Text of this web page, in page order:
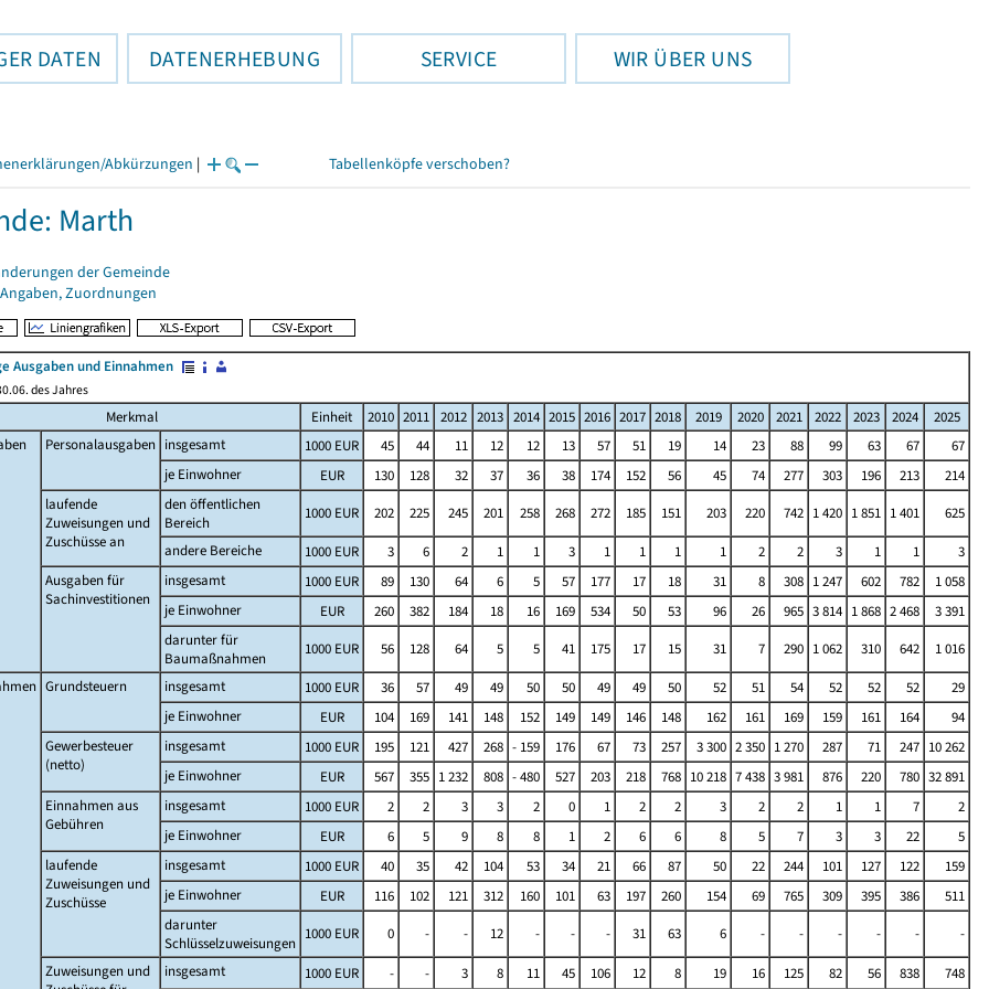
DATEN DATENERHEBUNG SERVICE WIR ÜBER UNS
Abkürzungen | Tabellenköpfe verschoben?
Marth
der Gemeinde
Zuordnungen
Ausgaben und Einnahmen
des Jahres
Merkmal Einheit 2010 2011 2012 2013 2014 2015 2016 2017 2018 2019 2020 2021 2022 2023 2024
2025
Personalausgaben insgesamt 1000 EUR 45 44 11 12 12 13 57 51 19 14 23 88 99 63 67
67
je Einwohner
EUR 130 128 32 37 36 38 174 152 56 45 74 277 303 196 213
214
laufende
Zuweisungen und
Zuschüsse an
den öffentlichen
Bereich
1000 EUR 202 225 245 201 258 268 272 185 151 203 220 742 1 420 1 851 1 401
625
andere Bereiche
1000 EUR 3 6 2 1 1 3 1 1 1 1 2 2 3 1 1
3
Ausgaben für
Sachinvestitionen
insgesamt 1000 EUR 89 130 64 6 5 57 177 17 18 31 8 308 1 247 602 782
1 058
je Einwohner
EUR 260 382 184 18 16 169 534 50 53 96 26 965 3 814 1 868 2 468
3 391
darunter für
Baumaßnahmen
1000 EUR 56 128 64 5 5 41 175 17 15 31 7 290 1 062 310 642
1 016
Grundsteuern insgesamt 1000 EUR 36 57 49 49 50 50 49 49 50 52 51 54 52 52 52
29
je Einwohner
EUR 104 169 141 148 152 149 149 146 148 162 161 169 159 161 164
94
Gewerbesteuer
(netto)
insgesamt 1000 EUR 195 121 427 268 - 159 176 67 73 257 3 300 2 350 1 270 287 71 247 10 262
je Einwohner
EUR 567 355 1 232 808 - 480 527 203 218 768 10 218 7 438 3 981 876 220 780 32 891
Einnahmen aus
Gebühren
insgesamt 1000 EUR 2 2 3 3 2 0 1 2 2 3 2 2 1 1 7
2
je Einwohner
EUR 6 5 9 8 8 1 2 6 6 8 5 7 3 3 22
5
laufende
Zuweisungen und
Zuschüsse
insgesamt 1000 EUR 40 35 42 104 53 34 21 66 87 50 22 244 101 127 122
159
je Einwohner
EUR 116 102 121 312 160 101 63 197 260 154 69 765 309 395 386
511
darunter
Schlüsselzuweisungen
1000 EUR 0 - - 12 - - - 31 63 6 - - - - -
-
Zuweisungen und
insgesamt 1000 EUR - - 3 8 11 45 106 12 8 19 16 125 82 56 838 748